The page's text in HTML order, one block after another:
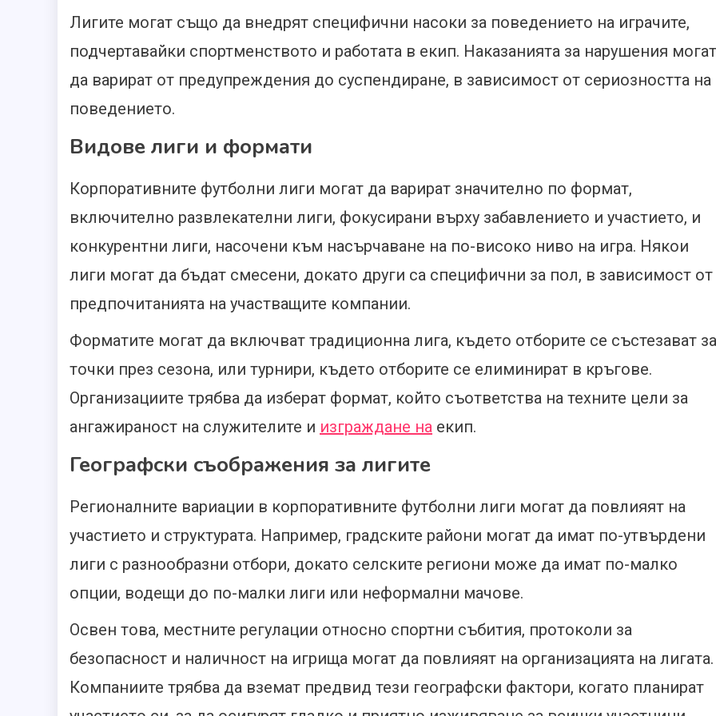
Лигите могат също да внедрят специфични насоки за поведението на играчите,
подчертавайки спортменството и работата в екип. Наказанията за нарушения могат
да варират от предупреждения до суспендиране, в зависимост от сериозността на
поведението.
Видове лиги и формати
Корпоративните футболни лиги могат да варират значително по формат,
включително развлекателни лиги, фокусирани върху забавлението и участието, и
конкурентни лиги, насочени към насърчаване на по-високо ниво на игра. Някои
лиги могат да бъдат смесени, докато други са специфични за пол, в зависимост от
предпочитанията на участващите компании.
Форматите могат да включват традиционна лига, където отборите се състезават за
точки през сезона, или турнири, където отборите се елиминират в кръгове.
Организациите трябва да изберат формат, който съответства на техните цели за
ангажираност на служителите и изграждане на екип.
Географски съображения за лигите
Регионалните вариации в корпоративните футболни лиги могат да повлияят на
участието и структурата. Например, градските райони могат да имат по-утвърдени
лиги с разнообразни отбори, докато селските региони може да имат по-малко
опции, водещи до по-малки лиги или неформални мачове.
Освен това, местните регулации относно спортни събития, протоколи за
безопасност и наличност на игрища могат да повлияят на организацията на лигата.
Компаниите трябва да вземат предвид тези географски фактори, когато планират